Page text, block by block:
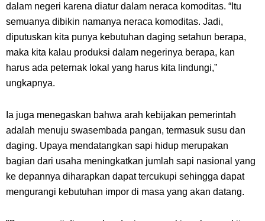
dalam negeri karena diatur dalam neraca komoditas. “Itu
semuanya dibikin namanya neraca komoditas. Jadi,
diputuskan kita punya kebutuhan daging setahun berapa,
maka kita kalau produksi dalam negerinya berapa, kan
harus ada peternak lokal yang harus kita lindungi,”
ungkapnya.
Ia juga menegaskan bahwa arah kebijakan pemerintah
adalah menuju swasembada pangan, termasuk susu dan
daging. Upaya mendatangkan sapi hidup merupakan
bagian dari usaha meningkatkan jumlah sapi nasional yang
ke depannya diharapkan dapat tercukupi sehingga dapat
mengurangi kebutuhan impor di masa yang akan datang.